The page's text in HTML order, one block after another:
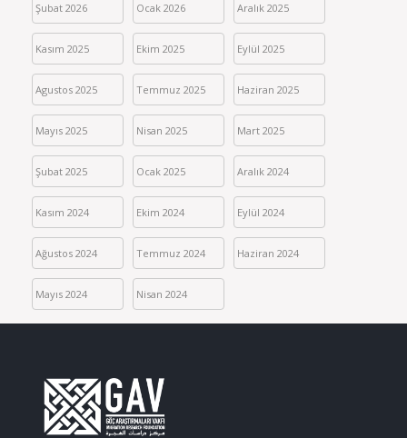
Şubat 2026 Ocak 2026 Aralık 2025
Kasım 2025 Ekim 2025 Eylül 2025
Agustos 2025 Temmuz 2025 Haziran 2025
Mayıs 2025 Nisan 2025 Mart 2025
Şubat 2025 Ocak 2025 Aralık 2024
Kasım 2024 Ekim 2024 Eylül 2024
Ağustos 2024 Temmuz 2024 Haziran 2024
Mayıs 2024 Nisan 2024